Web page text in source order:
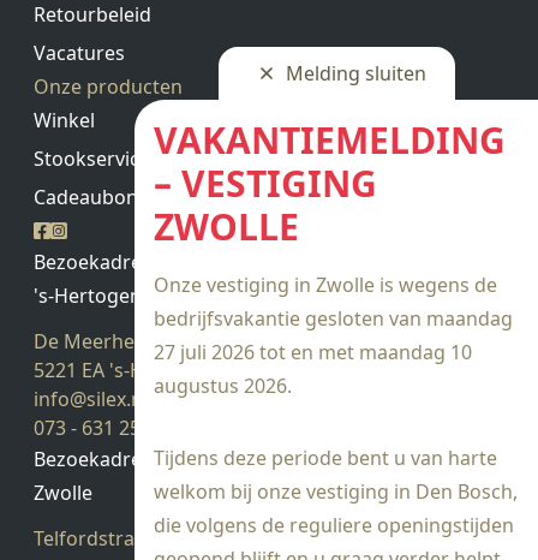
Melding sluiten
VAKANTIEMELDING
– VESTIGING
ZWOLLE
Onze vestiging in Zwolle is wegens de
bedrijfsvakantie gesloten van maandag
27 juli 2026 tot en met maandag 10
augustus 2026.
Tijdens deze periode bent u van harte
welkom bij onze vestiging in Den Bosch,
die volgens de reguliere openingstijden
Retourbeleid
Vacatures
Onze producten
Winkel
Stookservice
Cadeaubon saldo
Bezoekadres
's-Hertogenbosch
De Meerheuvel 21
5221 EA 's-Hertogenbosch
info@silex.nl
073 - 631 25 28
Bezoekadres
Zwolle
Telfordstraat 14